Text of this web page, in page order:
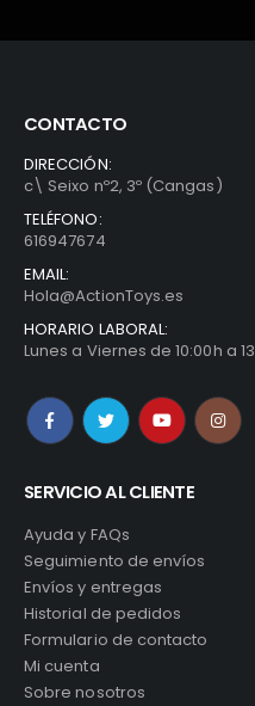
CONTACTO
DIRECCIÓN:
c\ Seixo nº2, 3º (Cangas)
TELÉFONO:
616947674
EMAIL:
Hola@ActionToys.es
HORARIO LABORAL:
Lunes a Viernes de 10:00h a
SERVICIO AL CLIENTE
Ayuda y FAQs
Seguimiento de envíos
Envíos y entregas
Historial de pedidos
Formulario de contacto
Mi cuenta
Sobre nosotros